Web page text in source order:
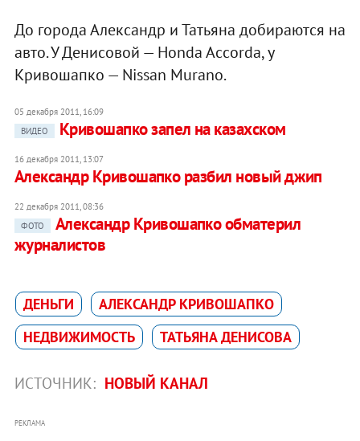
До города Александр и Татьяна добираются на
авто. У Денисовой — Honda Accordа, у
Кривошапко — Nissan Murano.
05 декабря 2011, 16:09
ВИДЕО
Кривошапко запел на казахском
16 декабря 2011, 13:07
Александр Кривошапко разбил новый джип
22 декабря 2011, 08:36
ФОТО
Александр Кривошапко обматерил
журналистов
ДЕНЬГИ
АЛЕКСАНДР КРИВОШАПКО
НЕДВИЖИМОСТЬ
ТАТЬЯНА ДЕНИСОВА
ИСТОЧНИК: НОВЫЙ КАНАЛ
РЕКЛАМА